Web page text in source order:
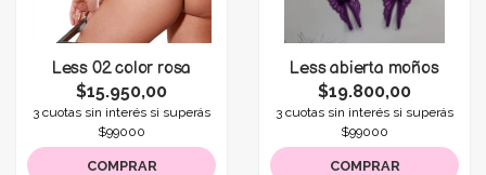
Less 02 color rosa
$15.950,00
3 cuotas sin interés si superás
$99000
COMPRAR
Less abierta moños
$19.800,00
3 cuotas sin interés si superás
$99000
COMPRAR